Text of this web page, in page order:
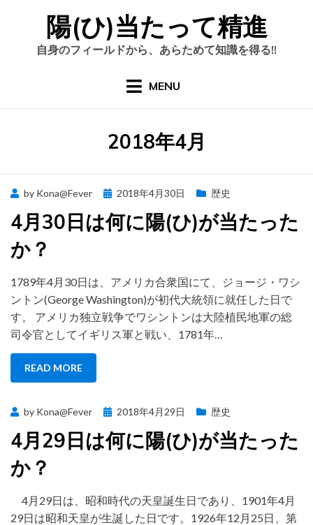
陽(ひ)当たって精進
自身のフィールドから、あらためて知識を得る!!
MENU
月
:
2018年4月
by Kona@Fever
Posted
2018年4月30日 歴史
4月30日は何に陽(ひ)が当たった
か？
1789年4月30日は、アメリカ合衆国にて、ジョージ・ワシ
ントン(George Washington)が初代大統領に就任した日で
す。 アメリカ独立戦争でワシントンは大陸植民地軍の総
司令官としてイギリス軍と戦い、1781年…
READ MORE
by Kona@Fever
Posted
2018年4月29日 歴史
4月29日は何に陽(ひ)が当たった
か？
4月29日は、昭和時代の天皇誕生日であり、1901年4月
29日は昭和天皇が生誕した日です。1926年12月25日、第